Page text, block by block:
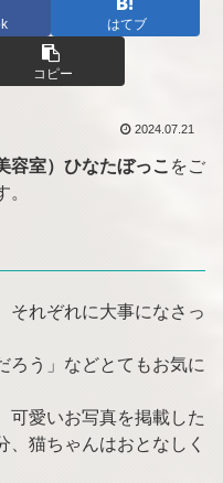
はてブ
コピー
2024.07.21
容室）ひなたぼっこ をご
それぞれに大事になさっ
ろう」などとてもお気に
可愛いお写真を掲載した
、猫ちゃんはおとなしく